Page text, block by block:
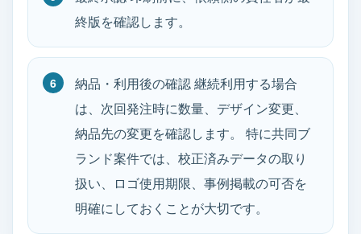
終版を確認します。
納品・利用後の確認 継続利用する場合
は、次回発注時に数量、デザイン変更、
納品先の変更を確認します。 特に共同ブ
ランド案件では、校正済みデータの取り
扱い、ロゴ使用期限、事例掲載の可否を
明確にしておくことが大切です。